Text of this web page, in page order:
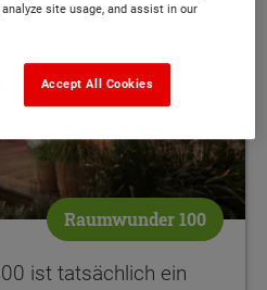
Raumwunder 100
ist tatsächlich ein
site usage, and assist in our
Accept All Cookies